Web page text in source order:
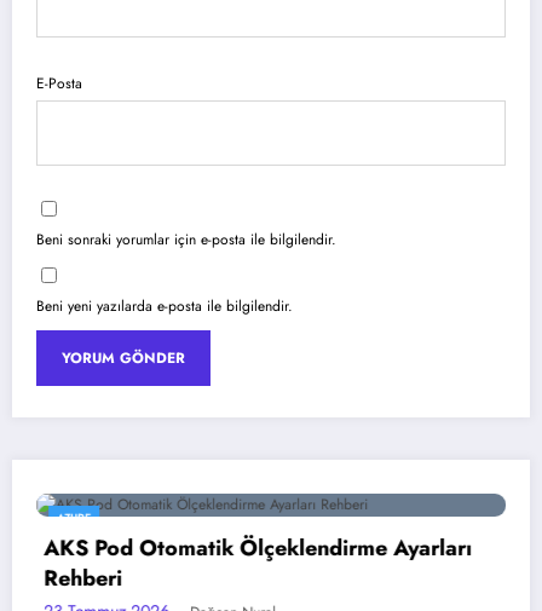
E-Posta
Beni sonraki yorumlar için e-posta ile bilgilendir.
Beni yeni yazılarda e-posta ile bilgilendir.
Ayarları
YAPAY ZEKA
Google Gemini 3